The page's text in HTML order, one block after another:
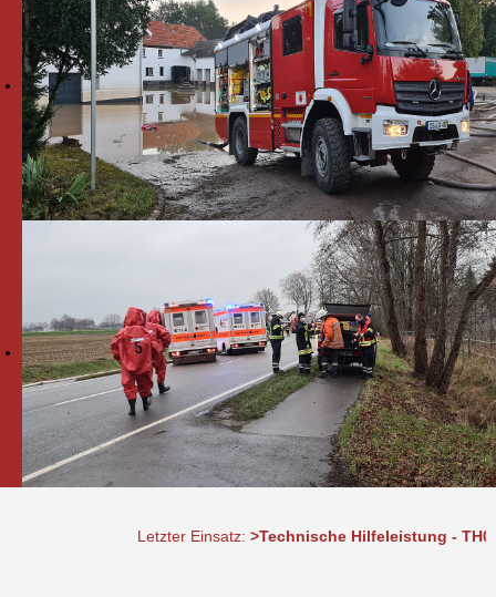
Letzter Einsatz:>Technische Hilfeleistung - TH0 DLK